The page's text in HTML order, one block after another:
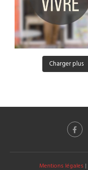
Charger plus
Mentions légales |